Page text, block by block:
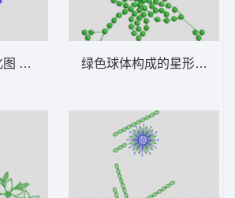
花型 绿色球体构成的星形图案